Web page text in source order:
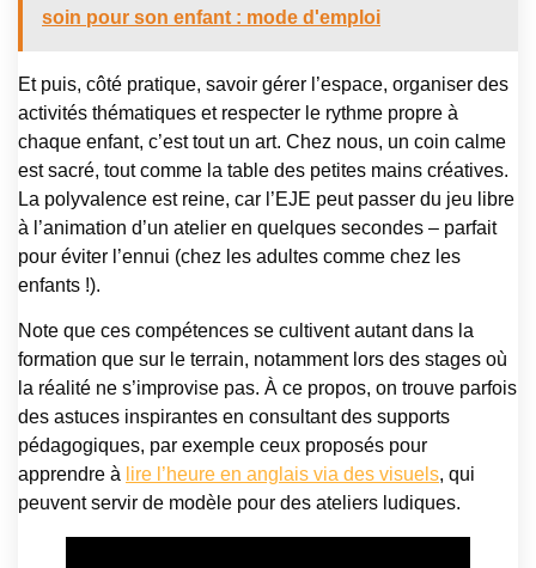
soin pour son enfant : mode d'emploi
Et puis, côté pratique, savoir gérer l’espace, organiser des
activités thématiques et respecter le rythme propre à
chaque enfant, c’est tout un art. Chez nous, un coin calme
est sacré, tout comme la table des petites mains créatives.
La polyvalence est reine, car l’EJE peut passer du jeu libre
à l’animation d’un atelier en quelques secondes – parfait
pour éviter l’ennui (chez les adultes comme chez les
enfants !).
Note que ces compétences se cultivent autant dans la
formation que sur le terrain, notamment lors des stages où
la réalité ne s’improvise pas. À ce propos, on trouve parfois
des astuces inspirantes en consultant des supports
pédagogiques, par exemple ceux proposés pour
apprendre à lire l’heure en anglais via des visuels, qui
peuvent servir de modèle pour des ateliers ludiques.